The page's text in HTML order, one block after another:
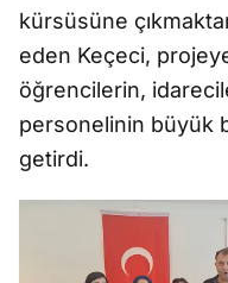
kürsüsüne
eden Keçeci,
öğrencilerin,
personelinin büyük
getirdi.